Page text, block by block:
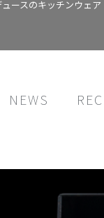
ースのキッチンウェ
NEWS